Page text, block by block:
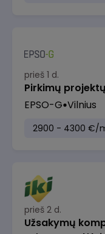
prieš 1 d.
Pirkimų
EPSO-G Vilnius
2900 - 4300 €/
prieš 2 d.
Užsakymų